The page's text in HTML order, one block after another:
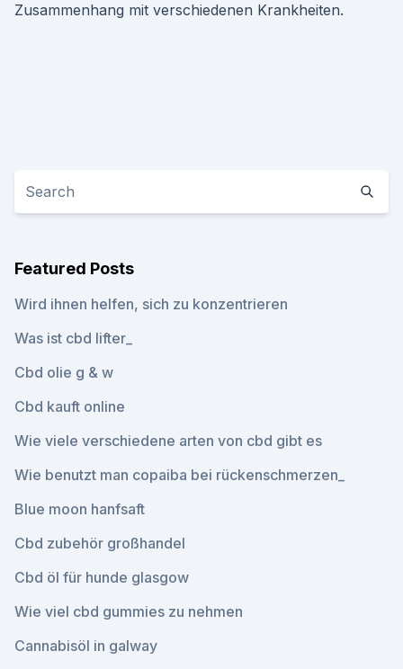
Zusammenhang mit verschiedenen Krankheiten.
Featured Posts
Wird ihnen helfen, sich zu konzentrieren
Was ist cbd lifter_
Cbd olie g & w
Cbd kauft online
Wie viele verschiedene arten von cbd gibt es
Wie benutzt man copaiba bei rückenschmerzen_
Blue moon hanfsaft
Cbd zubehör großhandel
Cbd öl für hunde glasgow
Wie viel cbd gummies zu nehmen
Cannabisöl in galway